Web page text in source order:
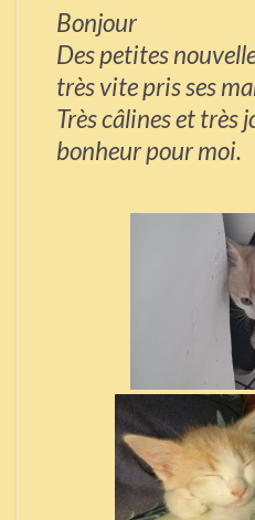
Bonjour
Des petites
très vite pris ses
Très câlines et très
bonheur pour moi.